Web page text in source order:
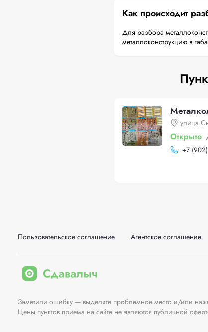
Как происходит
Для разбора
металлоконструкцию в
улица
Открыто
+7
Пользовательское соглашение Агентское соглашение
Заметили ошибку — выделите проблемное место и/или
Цены пунктов приема на сайте не являются публичной